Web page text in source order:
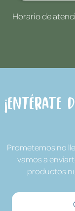
Horario de
¡Entérate
Prometemos no
vamos a
productos